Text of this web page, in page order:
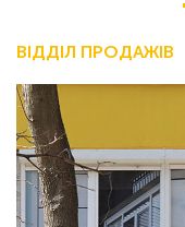
ВІДДІЛ ПРОДАЖІВ